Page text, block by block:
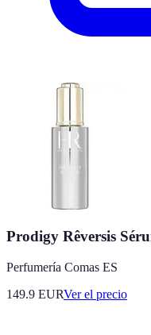
Prodigy Rêversis
Perfumería Comas ES
149.9 EURVer el precio